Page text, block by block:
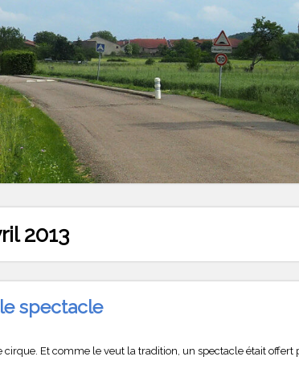
2013
spectacle
Et comme le veut la tradition, un spectacle était